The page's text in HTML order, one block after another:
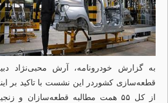
به گزارش خودرونامه، آرش محبی‌‌‌نژاد
از کل ۵۵ همت مطالبه قطعه‌سازان و